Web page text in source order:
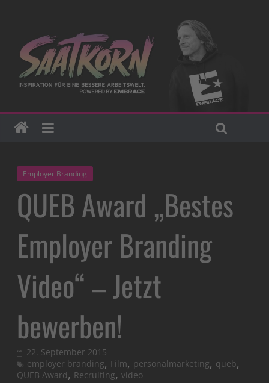
Employer Branding
QUEB Award „Bestes
Employer Branding
Video“ – Jetzt
bewerben!
22. September 2015
employer branding, Film, personalmarketing, queb,
QUEB Award, Recruiting,video